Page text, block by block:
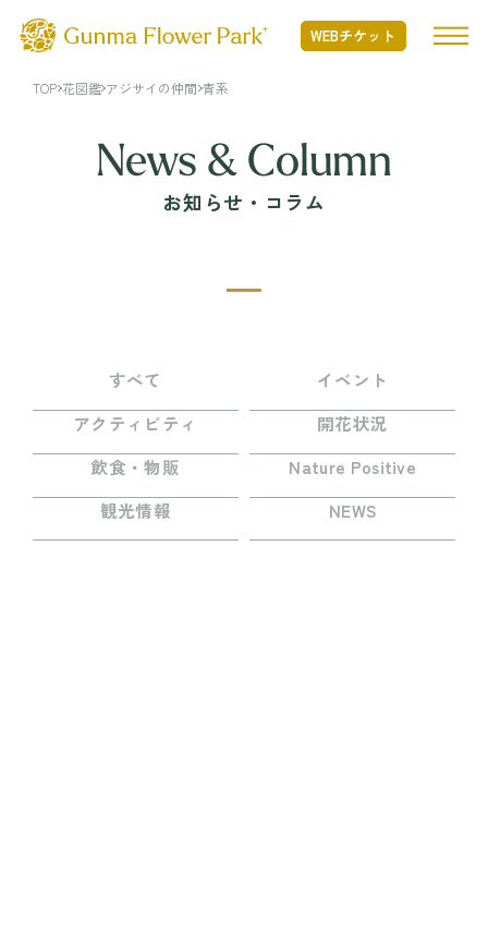
WEBチケット
ぐんまフラワーパークプラスとは
開花情報
季節の花
花図鑑
フード・ショッピング TOP
MINAMO RESTAURANT
FLOWER HALL CAFE
TEIEN茶房
イベント・アクティビティ
プレイ
TOP 花図鑑 アジサイの仲間 青系
News & Column
お知らせ・コラム
すべて
イベント
アクティビティ
開花状況
飲食・物販
Nature Positive
観光情報
NEWS